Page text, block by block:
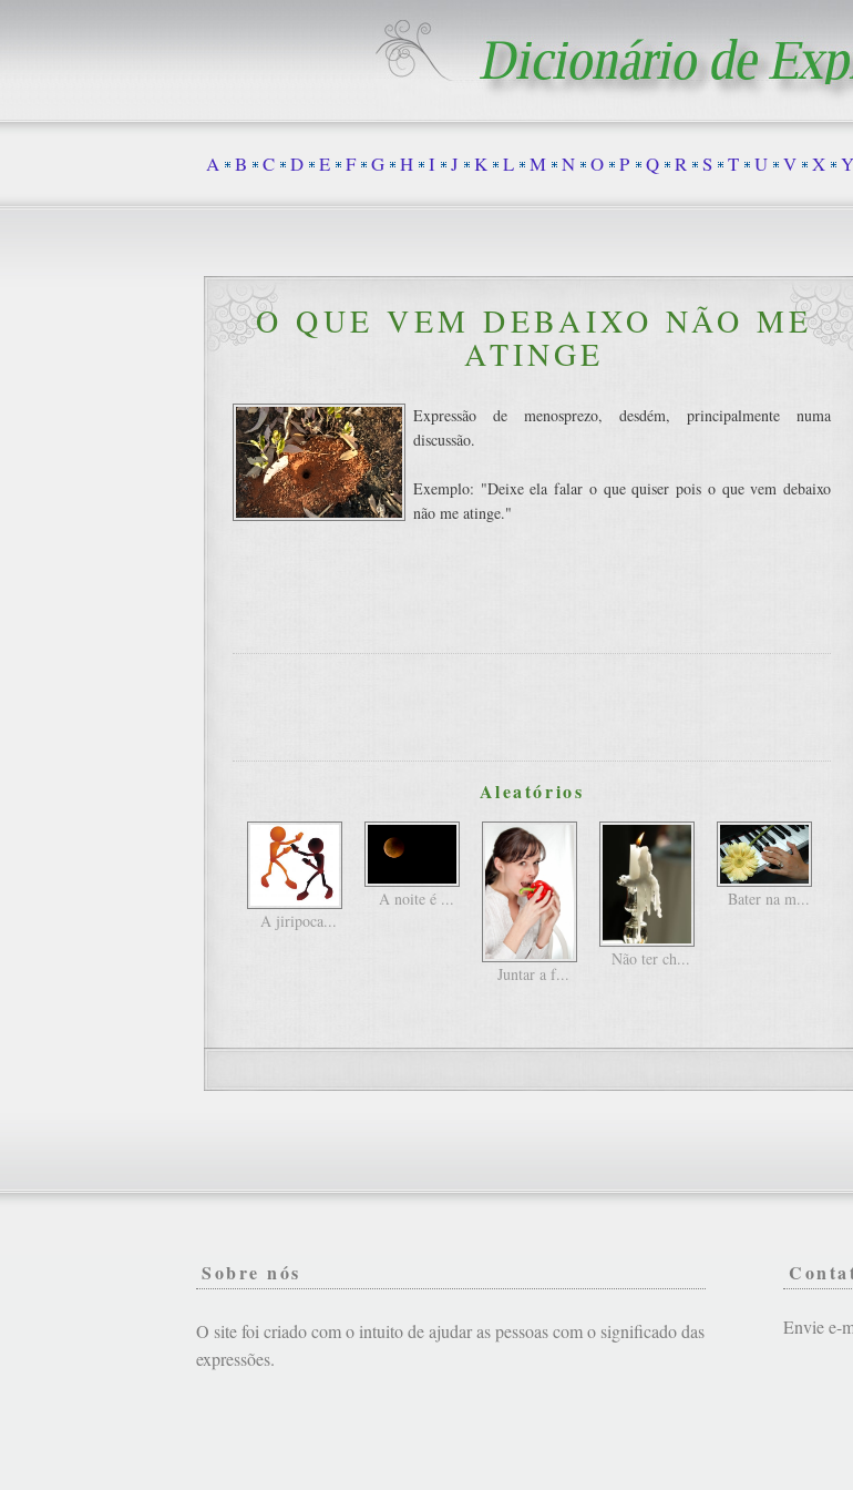
O QUE VEM DEBAIXO NÃO ME
ATINGE
Expressão de menosprezo, desdém, principalmente numa
discussão.
Exemplo: "Deixe ela falar o que quiser pois o que vem debaixo
não me atinge."
Aleatórios
A jiripoca...
A noite é ...
Juntar a f...
Não ter ch...
Bater na m...
A B C D E F G H I J K L M N O P Q R S T U V X Y
Sobre nós
O site foi criado com o intuito de ajudar as pessoas com o significado das
expressões.
Envie e-